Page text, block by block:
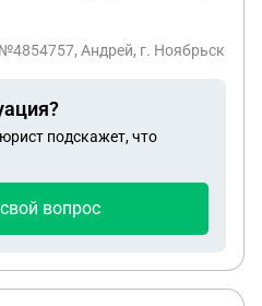
Дом в котором он жил
наследства,
в наследство
от дома т.к. он там
Андрей, г. Ноябрьск
подскажет, что
вопрос